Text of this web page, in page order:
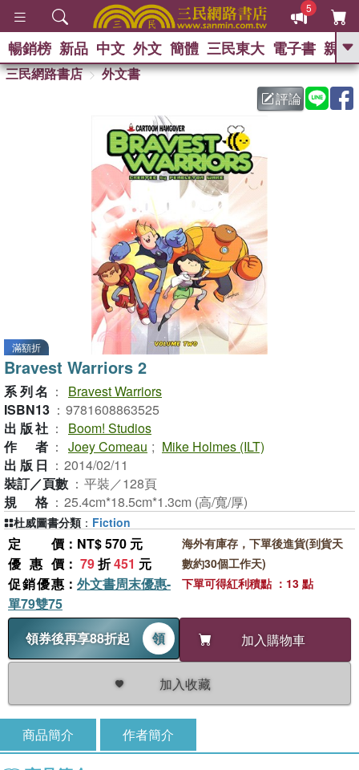
5
GO
暢銷榜 新品 中文 外文 簡體 三民東大 電子書 親子
三民網路書店
外文書
評論
滿額折
Bravest Warriors 2
系列名 ：
Bravest Warriors
ISBN13 ： 9781608863525
出版社 ：
Boom! Studios
作者 ： Joey Comeau ; Mike Holmes (ILT)
出版日 ： 2014/02/11
裝訂／頁數 ： 平裝／128頁
規格 ： 25.4cm*18.5cm*1.3cm (高/寬/厚)
定價 ：NT$ 570 元
優惠價 ： 79折451 元
促銷優惠 ： 外文書周末優惠-
單79雙75
領券後再享88折起
領 加入購物車
加入收藏
海外有庫存，下單後進貨(到貨天
數約30個工作天)
下單可得紅利積點 ：13 點
杜威圖書分類 ： Fiction
商品簡介 作者簡介